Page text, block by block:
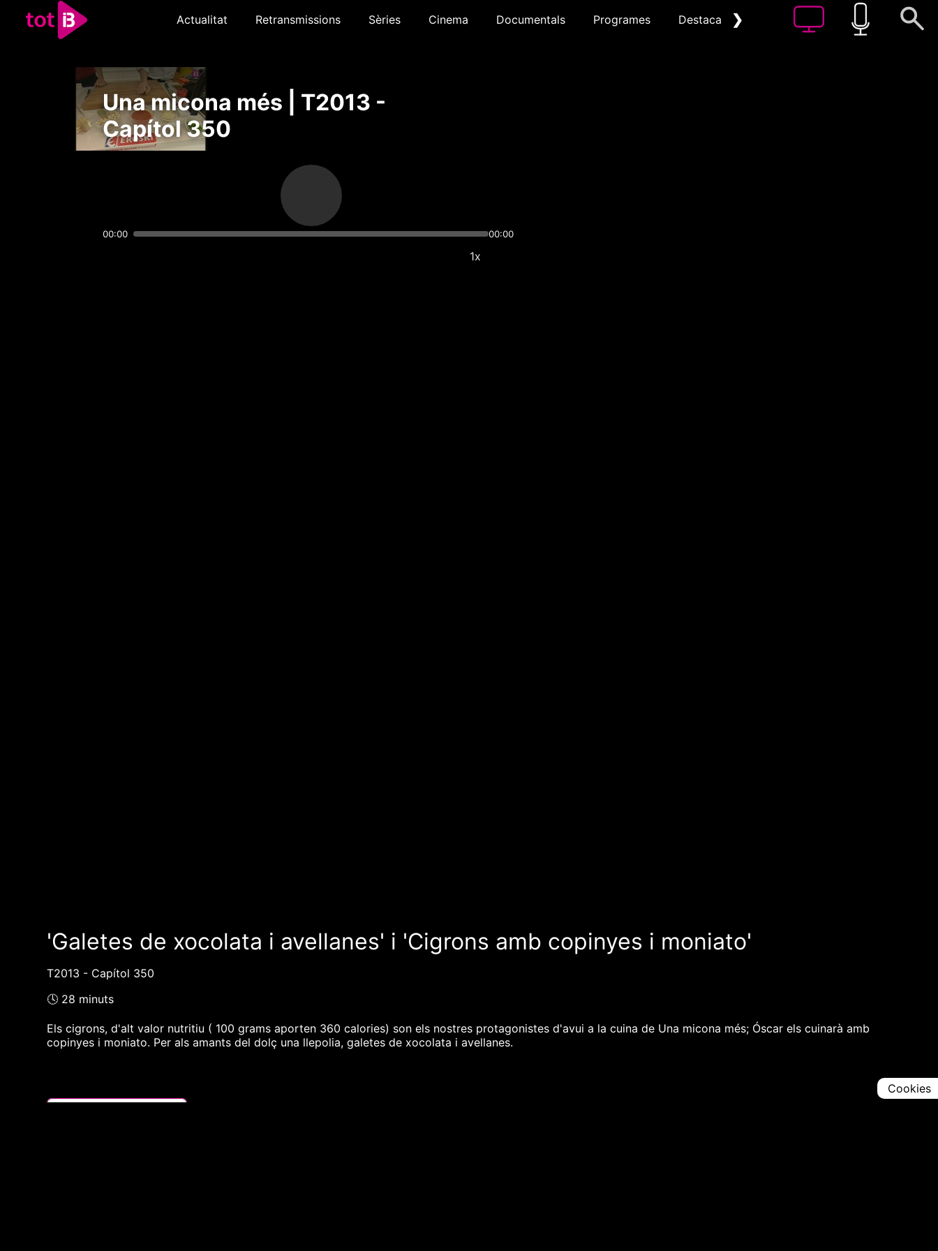
Actualitat Retransmissions Sèries Cinema Documentals Programes Destacat ❯
Una micona més | T2013 -
Capítol 350
00:00 00:00
1x
'Galetes de xocolata i avellanes' i 'Cigrons amb copinyes i moniato'
T2013 - Capítol 350
🕓 28 minuts
Els cigrons, d'alt valor nutritiu ( 100 grams aporten 360 calories) son els nostres protagonistes d'avui a la cuina de Una micona més; Óscar els cuinarà amb
copinyes i moniato. Per als amants del dolç una llepolia, galetes de xocolata i avellanes.
Cookies